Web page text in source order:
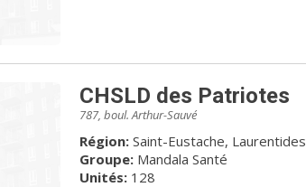
CHSLD des Patriotes
787, boul. Arthur-Sauvé
Région: Saint-Eustache, Laurentides
Groupe: Mandala Santé
Unités:128